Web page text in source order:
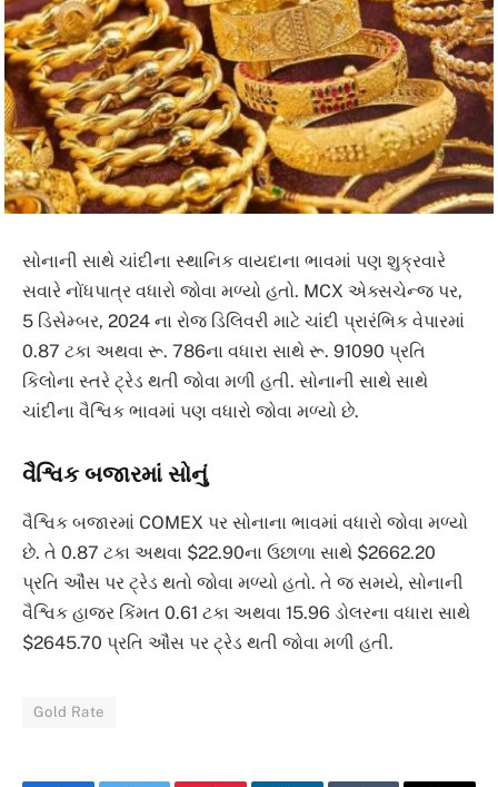
સોનાની સાથે ચાંદીના સ્થાનિક વાયદાના ભાવમાં પણ શુક્રવારે
સવારે નોંધપાત્ર વધારો જોવા મળ્યો હતો. MCX એક્સચેન્જ પર,
5 ડિસેમ્બર, 2024 ના રોજ ડિલિવરી માટે ચાંદી પ્રારંભિક વેપારમાં
0.87 ટકા અથવા રૂ. 786ના વધારા સાથે રૂ. 91090 પ્રતિ
કિલોના સ્તરે ટ્રેડ થતી જોવા મળી હતી. સોનાની સાથે સાથે
ચાંદીના વૈશ્વિક ભાવમાં પણ વધારો જોવા મળ્યો છે.
વૈશ્વિક બજારમાં સોનું
વૈશ્વિક બજારમાં COMEX પર સોનાના ભાવમાં વધારો જોવા મળ્યો
છે. તે 0.87 ટકા અથવા $22.90ના ઉછાળા સાથે $2662.20
પ્રતિ ઔંસ પર ટ્રેડ થતો જોવા મળ્યો હતો. તે જ સમયે, સોનાની
વૈશ્વિક હાજર કિંમત 0.61 ટકા અથવા 15.96 ડોલરના વધારા સાથે
$2645.70 પ્રતિ ઔંસ પર ટ્રેડ થતી જોવા મળી હતી.
Gold Rate